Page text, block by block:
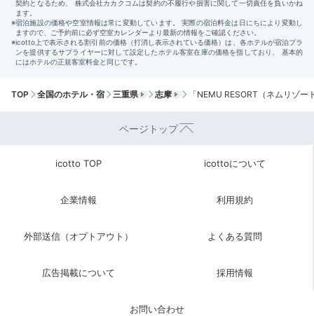
Morning
07:00
屋外「ヨガテラス」(季節によっ
て変動)
身体を目覚めさせる
少し早起きしたら、爽快感溢れるヨガプログラム「朝
を楽しむことができますよ。しっかりスト
TOP 全国のホテル・宿 三重県 志摩 「NEMU RESORT（ネムリゾー
ページトップ
icotto TOP icottoについて
企業情報 利用規約
外部送信（オプトアウト） よくある質問
広告掲載について 採用情報
お問い合わせ